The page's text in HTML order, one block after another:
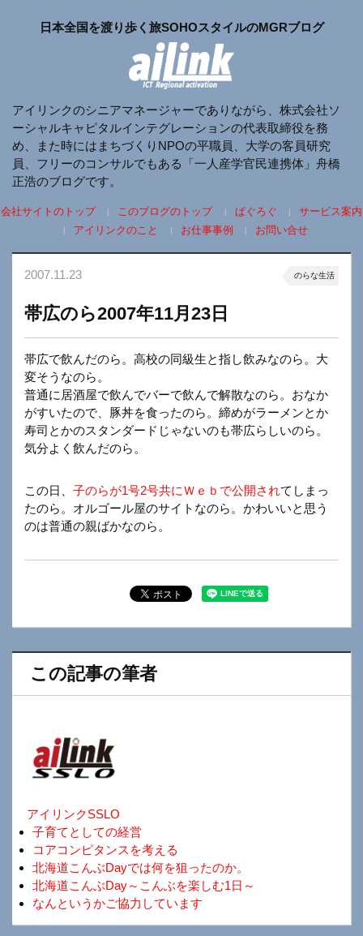
日本全国を渡り歩く旅SOHOスタイルのMGRブログ
アイリンクのシニアマネージャーでありながら、株式会社ソ
ーシャルキャピタルインテグレーションの代表取締役を務
め、また時にはまちづくりNPOの平職員、大学の客員研究
員、フリーのコンサルでもある「一人産学官民連携体」舟橋
正浩のブログです。
会社サイトのトップ このブログのトップ ぱぐろぐ
サービス案内
アイリンクのこと
お仕事事例 お問い合せ
2007.11.23 のらな生活
帯広のら2007年11月23日
帯広で飲んだのら。高校の同級生と指し飲みなのら。大
変そうなのら。
普通に居酒屋で飲んでバーで飲んで解散なのら。おなか
がすいたので、豚丼を食ったのら。締めがラーメンとか
寿司とかのスタンダードじゃないのも帯広らしいのら。
気分よく飲んだのら。
この日、 子のらが1号2号共にＷｅｂで公開されてしまっ
たのら。オルゴール屋のサイトなのら。かわいいと思う
のは普通の親ばかなのら。
この記事の筆者
アイリンクSSLO
子育てとしての経営
コアコンピタンスを考える
北海道こんぶDayでは何を狙ったのか。
北海道こんぶDay～こんぶを楽しむ1日～
なんというかご協力しています